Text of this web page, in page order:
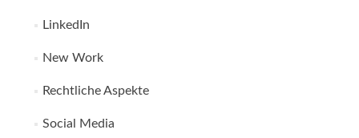
LinkedIn
New Work
Rechtliche Aspekte
Social Media